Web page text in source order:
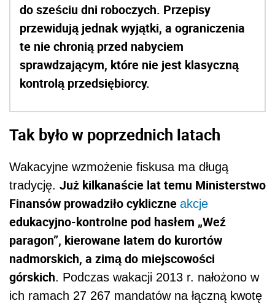
do sześciu dni roboczych. Przepisy
przewidują jednak wyjątki, a ograniczenia
te nie chronią przed nabyciem
sprawdzającym, które nie jest klasyczną
kontrolą przedsiębiorcy.
Tak było w poprzednich latach
Wakacyjne wzmożenie fiskusa ma długą
tradycję. Już kilkanaście lat temu Ministerstwo
Finansów prowadziło cykliczne akcje
edukacyjno-kontrolne pod hasłem „Weź
paragon”, kierowane latem do kurortów
nadmorskich, a zimą do miejscowości
górskich. Podczas wakacji 2013 r. nałożono w
ich ramach 27 267 mandatów na łączną kwotę